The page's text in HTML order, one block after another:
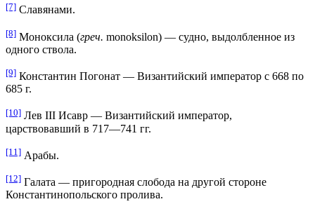
[7] Славянами.
[8] Моноксила (греч. monoksilon) — судно, выдолбленное из
одного ствола.
[9] Константин Погонат — Византийский император с 668 по
685 г.
[10] Лев III Исавр — Византийский император,
царствовавший в 717—741 гг.
[11] Арабы.
[12] Галата — пригородная слобода на другой стороне
Константинопольского пролива.